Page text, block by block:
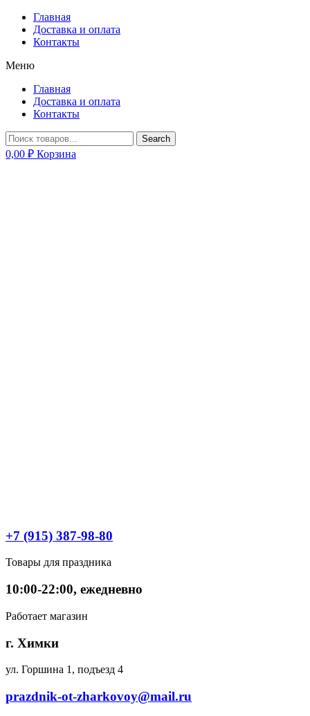
Главная
Доставка и оплата
Контакты
Меню
Главная
Доставка и оплата
Контакты
Search
0,00 ₽ Корзина
+7 (915) 387-98-80
Товары для праздника
10:00-22:00, ежедневно
Работает магазин
г. Химки
ул. Горшина 1, подъезд 4
prazdnik-ot-zharkovoy@mail.ru